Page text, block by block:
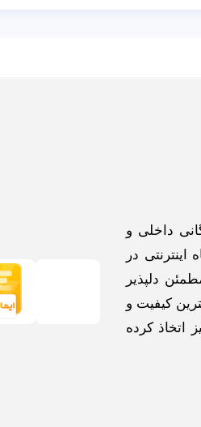
بازرگانی داخلی و
در
دلپذیر
کیفیت و
اتخاذ کرده